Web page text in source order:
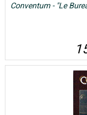
Conventum - "Le